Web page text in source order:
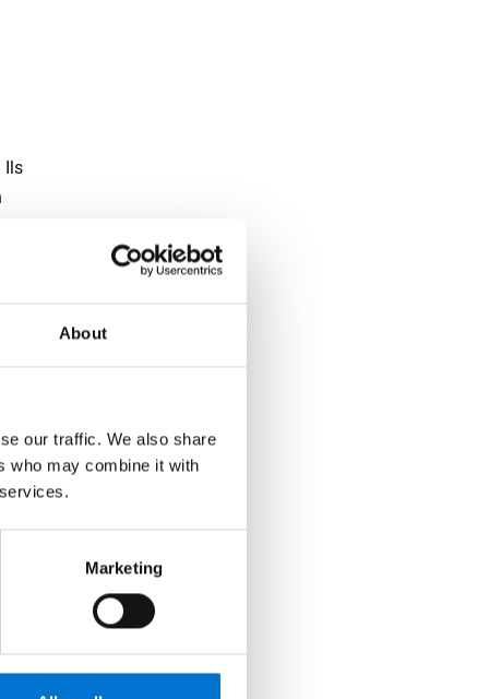
About
our traffic. We also share
who may combine it with
Marketing
Ils